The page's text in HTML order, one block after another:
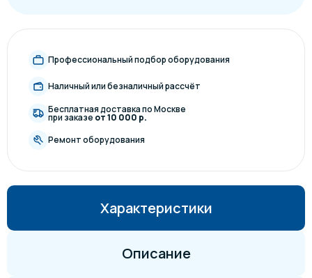
Профессиональный подбор оборудования
Наличный или безналичный рассчёт
Бесплатная доставка по Москве
при заказе от 10 000 р.
Ремонт оборудования
Характеристики
Описание